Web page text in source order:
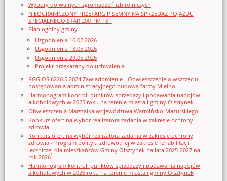
Wybory do walnych zgromadzeń izb rolniczych
NIEOGRANICZONY PRZETARG PISEMNY NA SPRZEDAŻ POJAZDU
SPECJALNEGO STAR 200 PM 18P
Plan ogólny gminy
Uzgodnienia 16.02.2026
Uzgodnienia 13.05.2026
Uzgodnienia 29.05.2026
Projekt przekazany do uchwalenia
RGGIOŚ.6220.5.2024 Zawiadomienie - Obwieszczenie o wszczęciu
postępowania administracyjnego budowa farmy Mielno
Harmonogram kontroli punktów sprzedaży i podawania napojów
alkoholowych w 2025 roku na terenie miasta i gminy Olsztynek
Obwieszczenia Marszałka województwa Warmińsko-Mazurskiego
Konkurs ofert na wybór realizatora zadania w zakresie ochrony
zdrowia
Konkurs ofert na wybór realizatora zadania w zakresie ochrony
zdrowia - Program polityki zdrowotnej w zakresie rehabilitacji
leczniczej dla mieszkańców Gminy Olsztynek na lata 2025-2027 na
rok 2026
Harmonogram kontroli punktów sprzedaży i podawania napojów
alkoholowych w 2026 roku na terenie miasta i gminy Olsztynek